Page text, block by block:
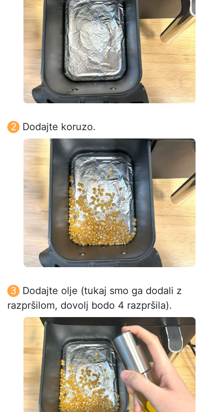
Dodajte koruzo.
Dodajte olje (tukaj smo ga dodali z
razpršilom, dovolj bodo 4 razpršila).